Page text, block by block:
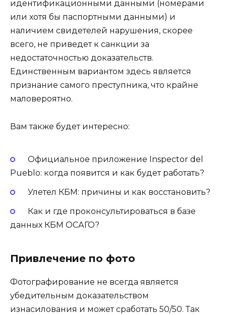
идентификационными данными (номерами
или хотя бы паспортными данными) и
наличием свидетелей нарушения, скорее
всего, не приведет к санкции за
недостаточностью доказательств.
Единственным вариантом здесь является
признание самого преступника, что крайне
маловероятно.
Вам также будет интересно:
Официальное приложение Inspector del
Pueblo: когда появится и как будет работать?
Улетел КБМ: причины и как восстановить?
Как и где проконсультироваться в базе
данных КБМ ОСАГО?
Привлечение по фото
Фотографирование не всегда является
убедительным доказательством
изнасилования и может сработать 50/50. Так